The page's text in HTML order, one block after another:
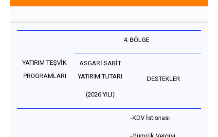
YATIRIM TEŞVİK
PROGRAMLARI
4. BÖLGE
ASGARİ SABİT
YATIRIM TUTARI
(2026 YILI)
DESTEKLER
-KDV İstisnası